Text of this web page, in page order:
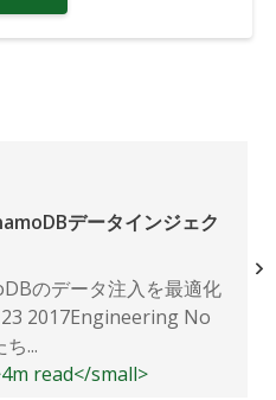
データインジェク
のデータ注入を最適化
2017Engineering No
...
read</small>